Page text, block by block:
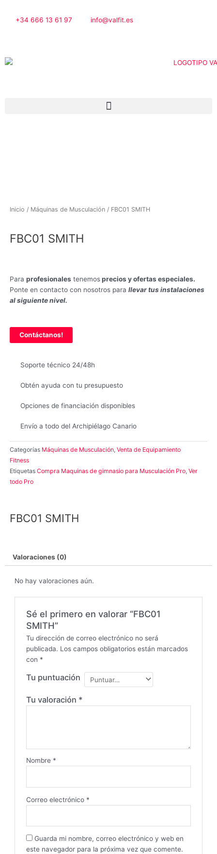
+34 666 13 61 97 info@valfit.es
Inicio / Máquinas de Musculación / FBC01 SMITH
FBC01 SMITH
Para profesionales tenemosprecios y ofertas especiales.
Ponte en contacto con nosotros para llevar tus instalaciones
al siguiente nivel.
Contáctanos!
Soporte técnico 24/48h
Obtén ayuda con tu presupuesto
Opciones de financiación disponibles
Envío a todo del Archipiélago Canario
Categorías Máquinas de Musculación, Venta de Equipamiento
Fitness
Etiquetas Compra Maquinas de gimnasio para Musculación Pro, Ver
todo Pro
FBC01 SMITH
Valoraciones (0)
No hay valoraciones aún.
Sé el primero en valorar “FBC01
SMITH”
Tu dirección de correo electrónico no será
publicada. Los campos obligatorios están marcados
con *
Tu puntuación
Tu valoración *
Nombre *
Correo electrónico *
Guarda mi nombre, correo electrónico y web en
este navegador para la próxima vez que comente.